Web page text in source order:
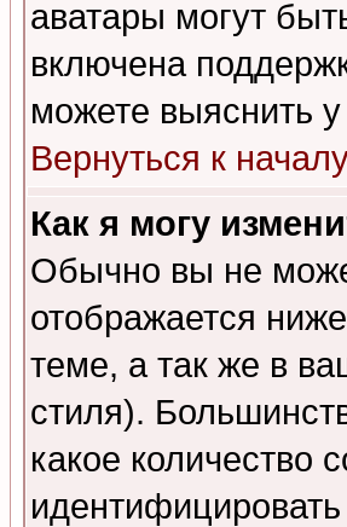
аватары могут
включена
можете выяснить
Вернуться к
Как я могу
Обычно вы не
отображается
теме, а так же в
стиля).
какое количество